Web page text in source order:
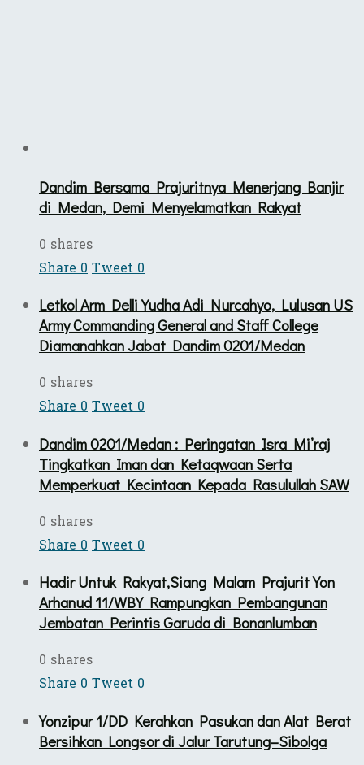
Dandim Bersama Prajuritnya Menerjang Banjir
di Medan, Demi Menyelamatkan Rakyat
0 shares
Share0Tweet0
Letkol Arm Delli Yudha Adi Nurcahyo, Lulusan US
Army Commanding General and Staff College
Diamanahkan Jabat Dandim 0201/Medan
0 shares
Share0Tweet0
Dandim 0201/Medan : Peringatan Isra Mi’raj
Tingkatkan Iman dan Ketaqwaan Serta
Memperkuat Kecintaan Kepada Rasulullah SAW
0 shares
Share0Tweet0
Hadir Untuk Rakyat,Siang Malam Prajurit Yon
Arhanud 11/WBY Rampungkan Pembangunan
Jembatan Perintis Garuda di Bonanlumban
0 shares
Share0Tweet0
Yonzipur 1/DD Kerahkan Pasukan dan Alat Berat
Bersihkan Longsor di Jalur Tarutung–Sibolga